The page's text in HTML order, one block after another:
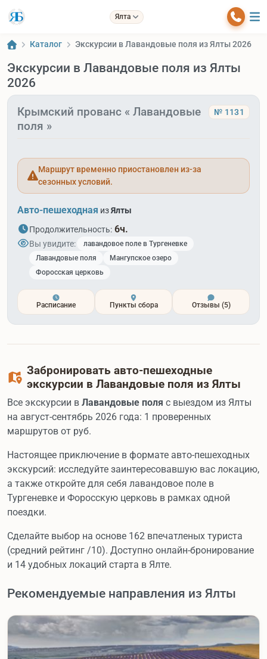
Ялта
Каталог Экскурсии в Лавандовые поля из Ялты 2026
Экскурсии в Лавандовые поля из Ялты
2026
Крымский прованс « Лавандовые
поля »
№ 1131
Маршрут временно приостановлен из-за
сезонных условий.
Авто-пешеходная изЯлты
Продолжительность: 6ч.
Вы увидите:
лавандовое поле в Тургеневке
Лавандовые поля
Мангупское озеро
Форосская церковь
Расписание Пункты сбора Отзывы (5)
Забронировать авто-пешеходные
экскурсии в Лавандовые поля из Ялты
Все экскурсии в Лавандовые поля с выездом из Ялты
на август-сентябрь 2026 года: 1 проверенных
маршрутов от руб.
Настоящее приключение в формате авто-пешеходных
экскурсий: исследуйте заинтересовавшую вас локацию,
а также откройте для себя лавандовое поле в
Тургеневке и Форосскую церковь в рамках одной
поездки.
Сделайте выбор на основе 162 впечатленых туриста
(средний рейтинг /10). Доступно онлайн-бронирование
и 14 удобных локаций старта в Ялте.
Рекомендуемые направления из Ялты